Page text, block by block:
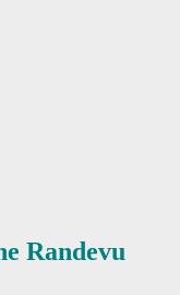
Randevu